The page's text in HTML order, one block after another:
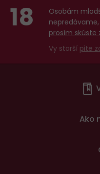
18
Osobám
prosím skúste
Vy starší pite
Ako